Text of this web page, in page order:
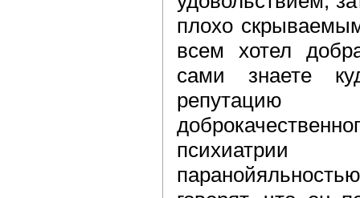
плохо
всем хотел
сами знаете
психиатрии